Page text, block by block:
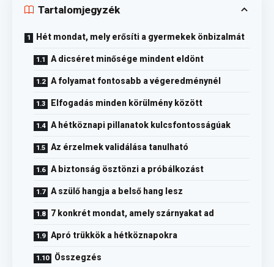
Tartalomjegyzék
Hét mondat, mely erősíti a gyermekek önbizalmát
A dicséret minősége mindent eldönt
A folyamat fontosabb a végeredménynél
Elfogadás minden körülmény között
A hétköznapi pillanatok kulcsfontosságúak
Az érzelmek validálása tanulható
A biztonság ösztönzi a próbálkozást
A szülő hangja a belső hang lesz
7 konkrét mondat, amely szárnyakat ad
Apró trükkök a hétköznapokra
Összegzés